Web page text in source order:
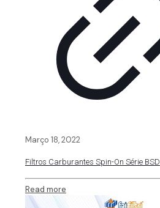
Março 18, 2022
Filtros Carburantes Spin-On Série BSD
Read more